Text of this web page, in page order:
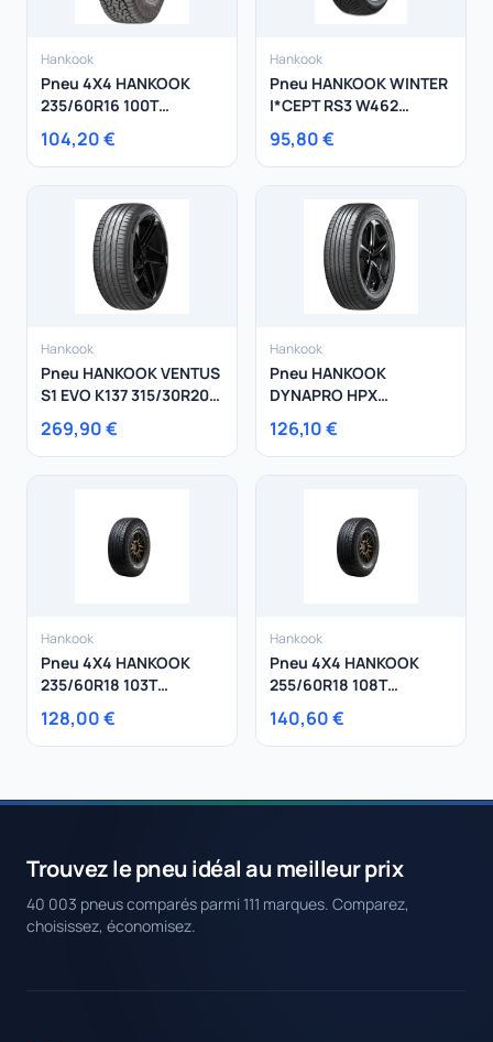
Hankook
Pneu 4X4 HANKOOK
235/60R16 100T
Dynapro AT M
104,20 €
Hankook
Pneu HANKOOK WINTER
I*CEPT RS3 W462
195/45R16 84H
95,80 €
Hankook
Pneu HANKOOK VENTUS
S1 EVO K137 315/30R20
104Y
269,90 €
Hankook
Pneu HANKOOK
DYNAPRO HPX
225/55R18 102V
126,10 €
Hankook
Pneu 4X4 HANKOOK
235/60R18 103T
Dynapro At2 Xtreme
128,00 €
Hankook
Pneu 4X4 HANKOOK
255/60R18 108T
Dynapro At2 Xtreme
140,60 €
Trouvez le pneu idéal au meilleur prix
40 003 pneus comparés parmi 111 marques. Comparez,
choisissez, économisez.